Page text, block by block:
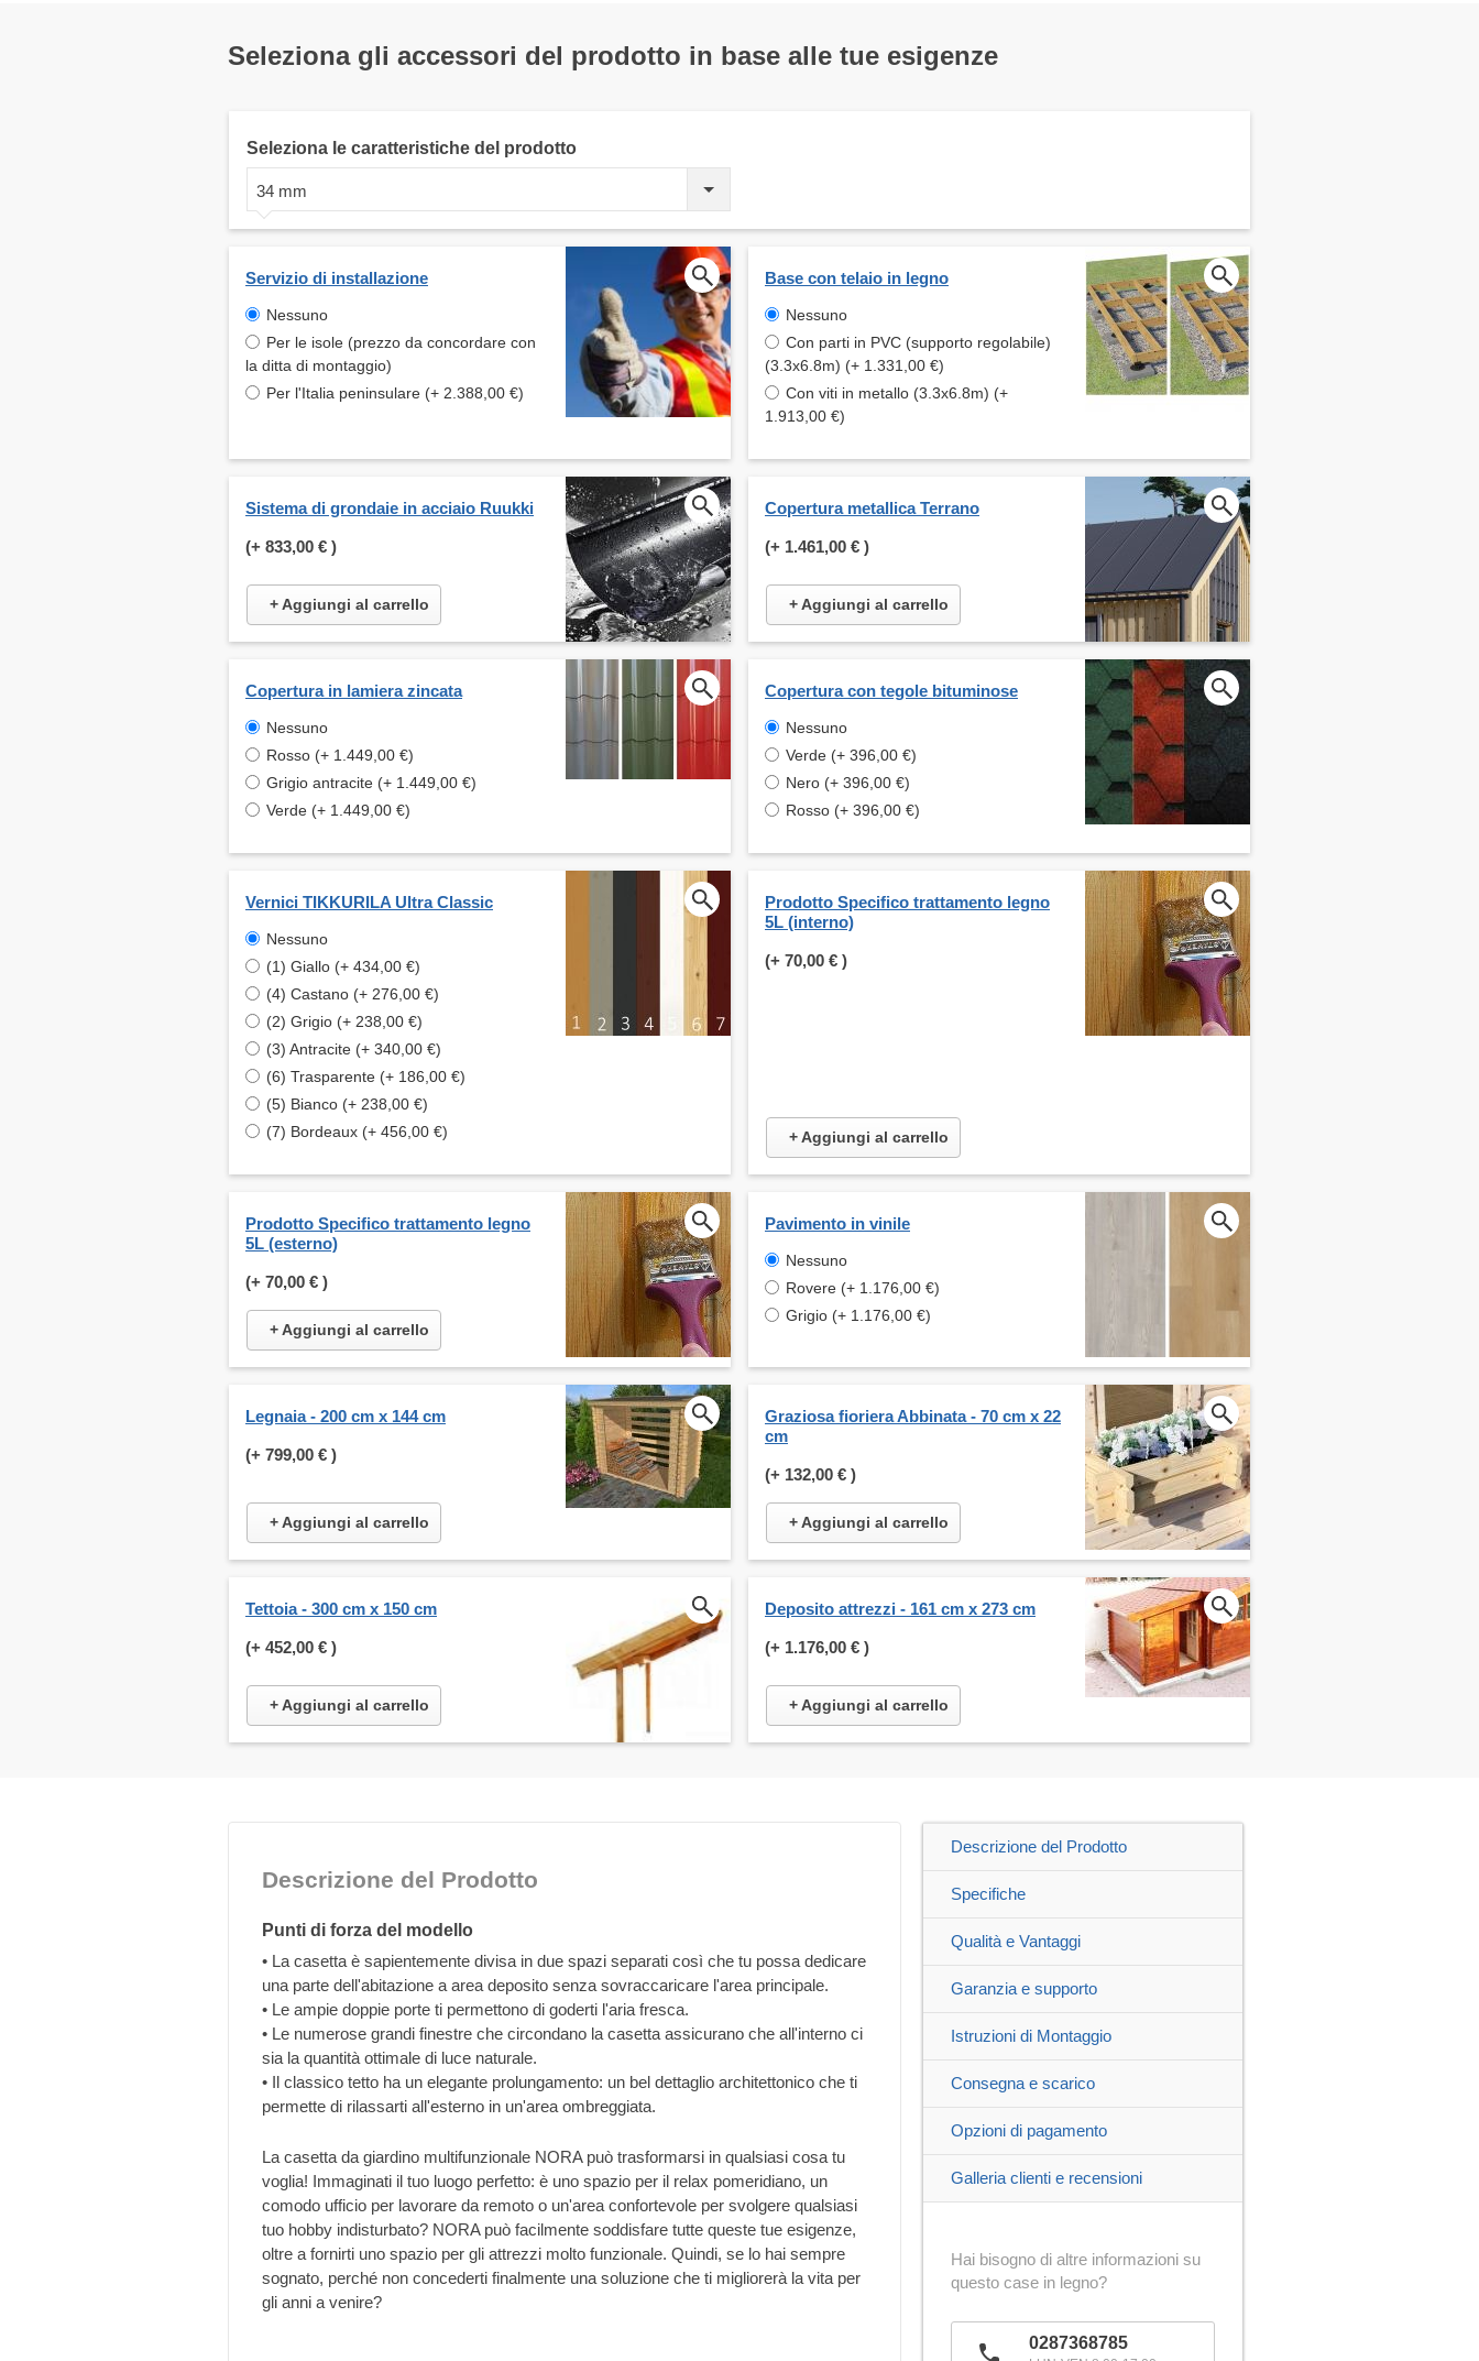
Seleziona gli accessori del prodotto in base alle tue esigenze
Seleziona le caratteristiche del prodotto
34 mm
Servizio di installazione
Nessuno
Per le isole (prezzo da concordare con
la ditta di montaggio)
Per l'Italia peninsulare (+ 2.388,00 €)
Base con telaio in legno
Nessuno
Con parti in PVC (supporto regolabile)
(3.3x6.8m) (+ 1.331,00 €)
Con viti in metallo (3.3x6.8m) (+
1.913,00 €)
Sistema di grondaie in acciaio Ruukki
(+ 833,00 € )
+ Aggiungi al carrello
Copertura metallica Terrano
(+ 1.461,00 € )
+ Aggiungi al carrello
Copertura in lamiera zincata
Nessuno
Rosso (+ 1.449,00 €)
Grigio antracite (+ 1.449,00 €)
Verde (+ 1.449,00 €)
Copertura con tegole bituminose
Nessuno
Verde (+ 396,00 €)
Nero (+ 396,00 €)
Rosso (+ 396,00 €)
Vernici TIKKURILA Ultra Classic
Nessuno
(1) Giallo (+ 434,00 €)
(4) Castano (+ 276,00 €)
(2) Grigio (+ 238,00 €)
(3) Antracite (+ 340,00 €)
(6) Trasparente (+ 186,00 €)
(5) Bianco (+ 238,00 €)
(7) Bordeaux (+ 456,00 €)
Prodotto Specifico trattamento legno
5L (interno)
(+ 70,00 € )
+ Aggiungi al carrello
Prodotto Specifico trattamento legno
5L (esterno)
(+ 70,00 € )
+ Aggiungi al carrello
Pavimento in vinile
Nessuno
Rovere (+ 1.176,00 €)
Grigio (+ 1.176,00 €)
Legnaia - 200 cm x 144 cm
(+ 799,00 € )
+ Aggiungi al carrello
Graziosa fioriera Abbinata - 70 cm x 22
cm
(+ 132,00 € )
+ Aggiungi al carrello
Tettoia - 300 cm x 150 cm
(+ 452,00 € )
+ Aggiungi al carrello
Deposito attrezzi - 161 cm x 273 cm
(+ 1.176,00 € )
+ Aggiungi al carrello
Descrizione del Prodotto
Punti di forza del modello
• La casetta è sapientemente divisa in due spazi separati così che tu possa dedicare
una parte dell'abitazione a area deposito senza sovraccaricare l'area principale.
• Le ampie doppie porte ti permettono di goderti l'aria fresca.
• Le numerose grandi finestre che circondano la casetta assicurano che all'interno ci
sia la quantità ottimale di luce naturale.
• Il classico tetto ha un elegante prolungamento: un bel dettaglio architettonico che ti
permette di rilassarti all'esterno in un'area ombreggiata.
La casetta da giardino multifunzionale NORA può trasformarsi in qualsiasi cosa tu
voglia! Immaginati il tuo luogo perfetto: è uno spazio per il relax pomeridiano, un
comodo ufficio per lavorare da remoto o un'area confortevole per svolgere qualsiasi
tuo hobby indisturbato? NORA può facilmente soddisfare tutte queste tue esigenze,
oltre a fornirti uno spazio per gli attrezzi molto funzionale. Quindi, se lo hai sempre
sognato, perché non concederti finalmente una soluzione che ti migliorerà la vita per
gli anni a venire?
Descrizione del Prodotto
Specifiche
Qualità e Vantaggi
Garanzia e supporto
Istruzioni di Montaggio
Consegna e scarico
Opzioni di pagamento
Galleria clienti e recensioni
Hai bisogno di altre informazioni su
questo case in legno?
0287368785